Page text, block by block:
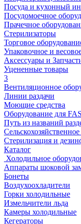
Посуда и кухонный
Посудомоечное
Прачечное
Стерилизаторы
Торговое
Упаковочное и
Аксессуары и
Уцененные товары
3
Вентиляционное
Линии раздачи
Моющие средства
Оборудование для
Путь из названий
Стерилизация и
Каталог
Холодильное
Аппараты шоковой
Бонеты
Воздухоохладители
Горки холодильные
Измельчители льда
Камеры холодильные
Кегераторы